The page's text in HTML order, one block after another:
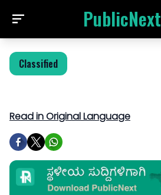
PublicNext
Classified
Read in Original Language